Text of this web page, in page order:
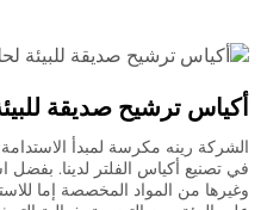
أكياس ترشيح صديقة
الشركة رينه مكرسة لمبدأ
في تصنيع أكياس الفلتر لدينا. بفضل
وغيرها من المواد المخصصة إما